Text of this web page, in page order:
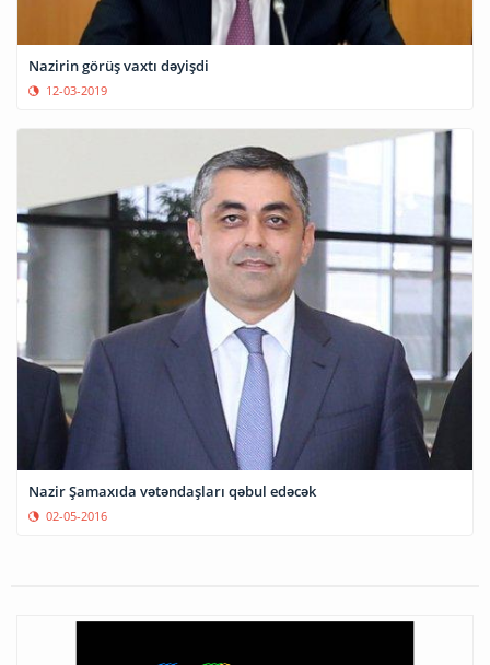
Nazirin görüş vaxtı dəyişdi
12-03-2019
Nazir Şamaxıda vətəndaşları qəbul edəcək
02-05-2016